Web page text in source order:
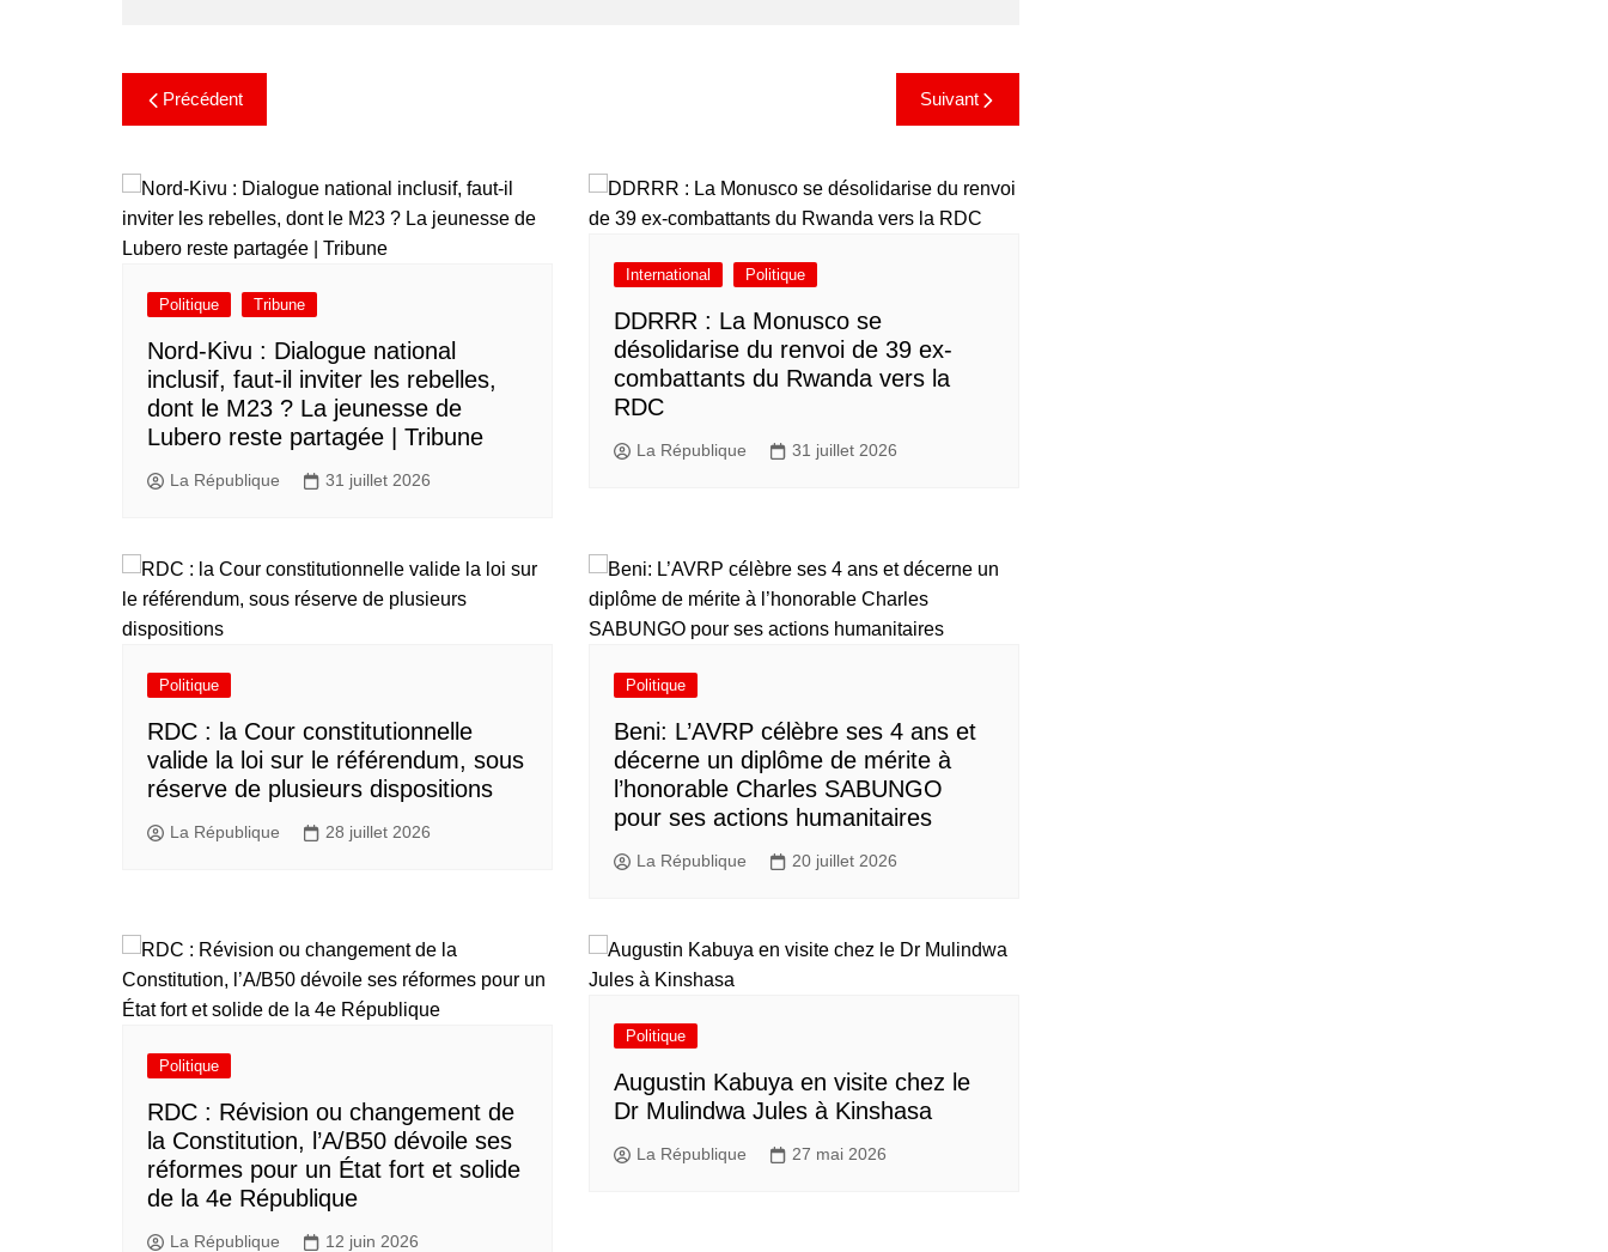
Précédent Suivant
Politique Tribune
Nord-Kivu : Dialogue national
inclusif, faut-il inviter les rebelles,
dont le M23 ? La jeunesse de
Lubero reste partagée | Tribune
La République 31 juillet 2026
International Politique
DDRRR : La Monusco se
désolidarise du renvoi de 39 ex-
combattants du Rwanda vers la
RDC
La République 31 juillet 2026
Politique
RDC : la Cour constitutionnelle
valide la loi sur le référendum, sous
réserve de plusieurs dispositions
La République 28 juillet 2026
Politique
Beni: L’AVRP célèbre ses 4 ans et
décerne un diplôme de mérite à
l’honorable Charles SABUNGO
pour ses actions humanitaires
La République 20 juillet 2026
Politique
RDC : Révision ou changement de
la Constitution, l’A/B50 dévoile ses
réformes pour un État fort et solide
de la 4e République
La République 12 juin 2026
Politique
Augustin Kabuya en visite chez le
Dr Mulindwa Jules à Kinshasa
La République 27 mai 2026